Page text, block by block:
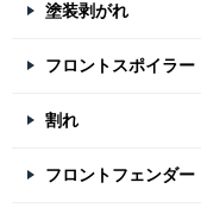
塗装剥がれ
フロントスポイラー
割れ
フロントフェンダー